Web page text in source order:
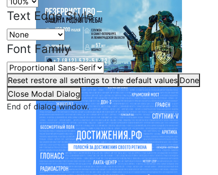
Text Edge Style
Font Family
Reset restore all settings to the default values Done
Close Modal Dialog
End of dialog window.